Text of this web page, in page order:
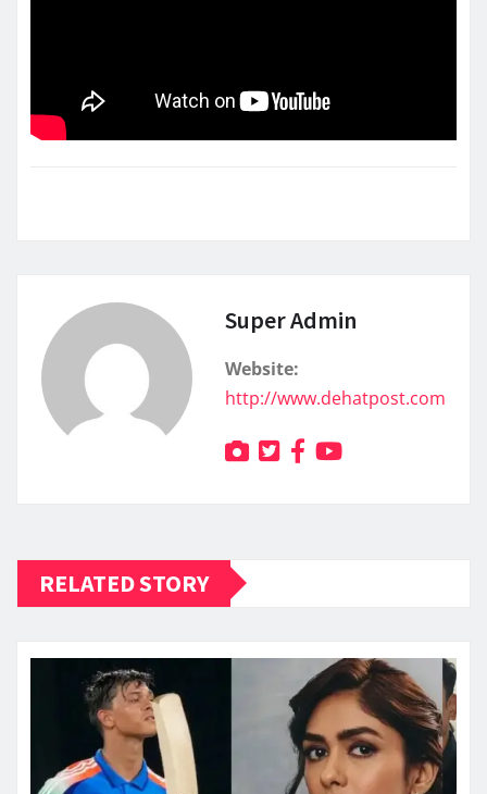
Super Admin
Website:
http://www.dehatpost.com
RELATED STORY